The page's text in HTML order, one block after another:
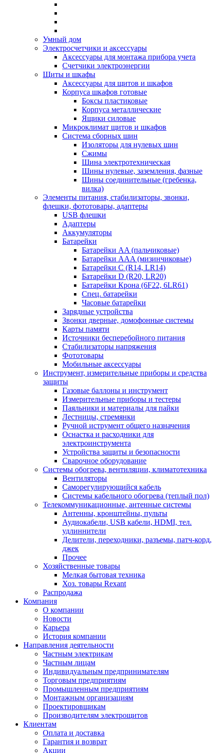
Умный дом
Электросчетчики и аксессуары
Аксессуары для монтажа прибора учета
Счетчики электроэнергии
Щиты и шкафы
Аксессуары для щитов и шкафов
Корпуса шкафов готовые
Боксы пластиковые
Корпуса металлические
Ящики силовые
Микроклимат щитов и шкафов
Система сборных шин
Изоляторы для нулевых шин
Сжимы
Шина электротехническая
Шины нулевые, заземления, фазные
Шины соединительные (гребенка,
вилка)
Элементы питания, стабилизаторы, звонки,
флешки, фототовары, адаптеры
USB флешки
Адаптеры
Аккумуляторы
Батарейки
Батарейки AA (пальчиковые)
Батарейки AAA (мизинчиковые)
Батарейки C (R14, LR14)
Батарейки D (R20, LR20)
Батарейки Крона (6F22, 6LR61)
Спец. батарейки
Часовые батарейки
Зарядные устройства
Звонки дверные, домофонные системы
Карты памяти
Источники бесперебойного питания
Стабилизаторы напряжения
Фототовары
Мобильные аксессуары
Инструмент, измерительные приборы и средства
защиты
Газовые баллоны и инструмент
Измерительные приборы и тестеры
Паяльники и материалы для пайки
Лестницы, стремянки
Ручной иструмент общего назначения
Оснастка и расходники для
электроинструмента
Устройства защиты и безопасности
Сварочное оборудование
Системы обогрева, вентиляции, климатотехника
Вентиляторы
Саморегулирующийся кабель
Системы кабельного обогрева (теплый пол)
Телекоммуникационные, антенные системы
Антенны, кронштейны, пульты
Аудиокабели, USB кабели, HDMI, тел.
удлиннители
Делители, переходники, разъемы, патч-корд,
джек
Прочее
Хозяйственные товары
Мелкая бытовая техника
Хоз. товары Rexant
Распродажа
Компания
О компании
Новости
Карьера
История компании
Направления деятельности
Частным электрикам
Частным лицам
Индивидуальным предпринимателям
Торговым предприятиям
Промышленным предприятиям
Монтажным организациям
Проектировщикам
Производителям электрощитов
Клиентам
Оплата и доставка
Гарантия и возврат
Акции